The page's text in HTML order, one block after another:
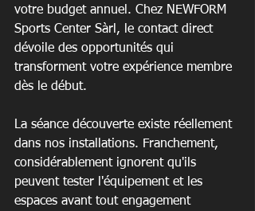
votre budget annuel. Chez NEWFORM
Sports Center Sàrl, le contact direct
dévoile des opportunités qui
transforment votre expérience membre
dès le début.
La séance découverte existe réellement
dans nos installations. Franchement,
considérablement ignorent qu'ils
peuvent tester l'équipement et les
espaces avant tout engagement